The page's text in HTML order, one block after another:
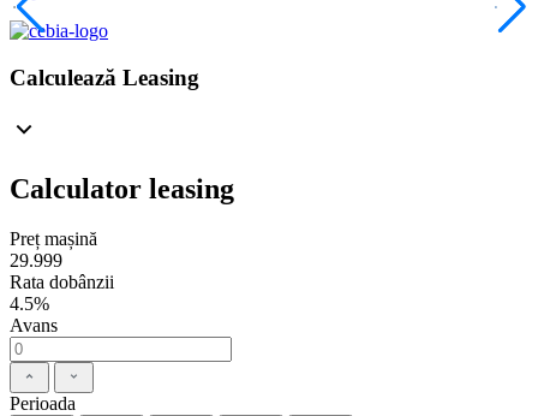
Calculează Leasing
Calculator leasing
Preț mașină
29.999
Rata dobânzii
4.5%
Avans
Perioada